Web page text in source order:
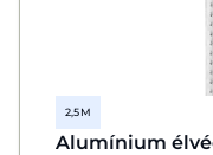
2,5 M
Alumínium